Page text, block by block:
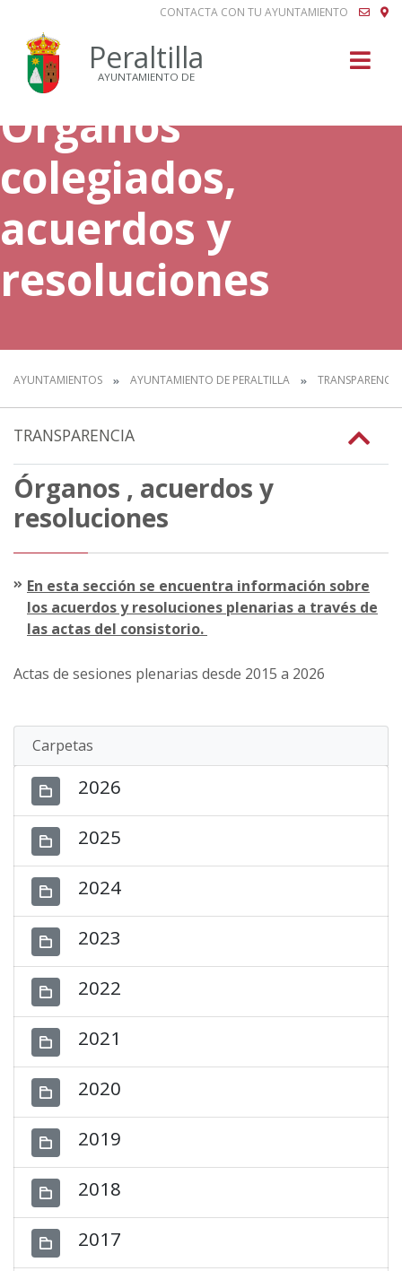
CONTACTA CON TU AYUNTAMIENTO
Peraltilla
AYUNTAMIENTO DE
Órganos
colegiados,
acuerdos y
resoluciones
AYUNTAMIENTOS AYUNTAMIENTO DE PERALTILLA TRANSPARENCIA
TRANSPARENCIA
Órganos , acuerdos y
resoluciones
En esta sección se encuentra información sobre
los acuerdos y resoluciones plenarias a través de
las actas del consistorio.
Actas de sesiones plenarias desde 2015 a 2026
Carpetas
2026
2025
2024
2023
2022
2021
2020
2019
2018
2017